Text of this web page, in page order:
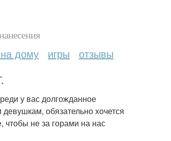
дому игры отзывы
у вас долгожданное
обязательно хочется
чтобы не за горами на нас